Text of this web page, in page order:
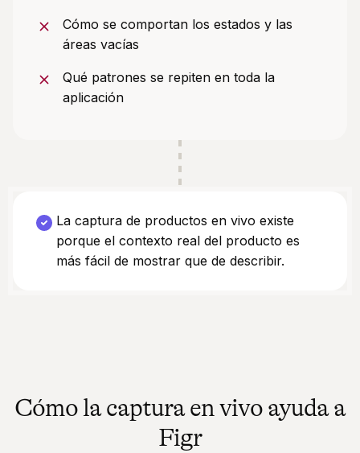
Cómo se comportan los estados y las
áreas vacías
Qué patrones se repiten en toda la
aplicación
La captura de productos en vivo existe
porque el contexto real del producto es
más fácil de mostrar que de describir.
Cómo la captura en vivo ayuda a
Figr